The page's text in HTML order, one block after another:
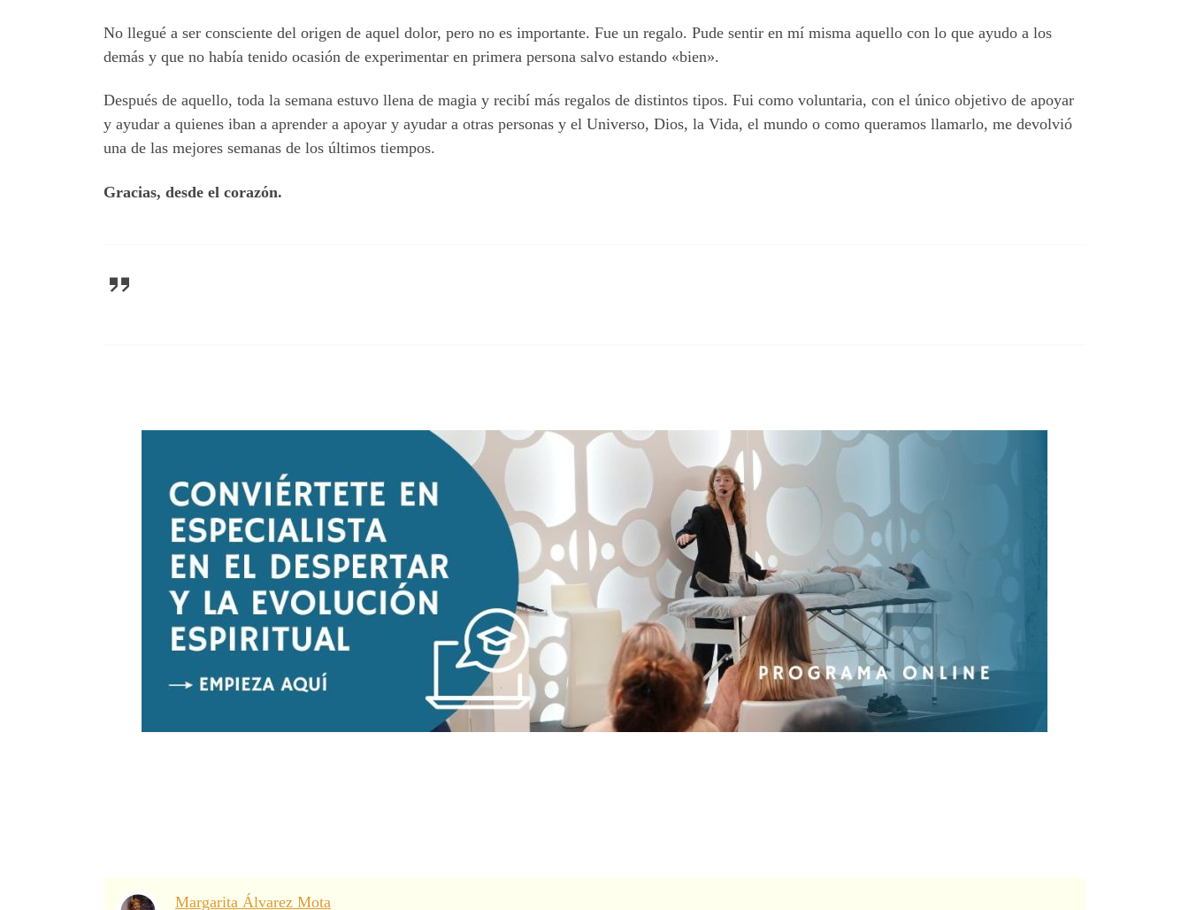
No llegué a ser consciente del origen de aquel dolor, pero no es importante. Fue un regalo. Pude sentir en mí misma aquello con lo que ayudo a los
demás y que no había tenido ocasión de experimentar en primera persona salvo estando «bien».
Después de aquello, toda la semana estuvo llena de magia y recibí más regalos de distintos tipos. Fui como voluntaria, con el único objetivo de apoyar
y ayudar a quienes iban a aprender a apoyar y ayudar a otras personas y el Universo, Dios, la Vida, el mundo o como queramos llamarlo, me devolvió
una de las mejores semanas de los últimos tiempos.
Gracias, desde el corazón.
Margarita Álvarez Mota